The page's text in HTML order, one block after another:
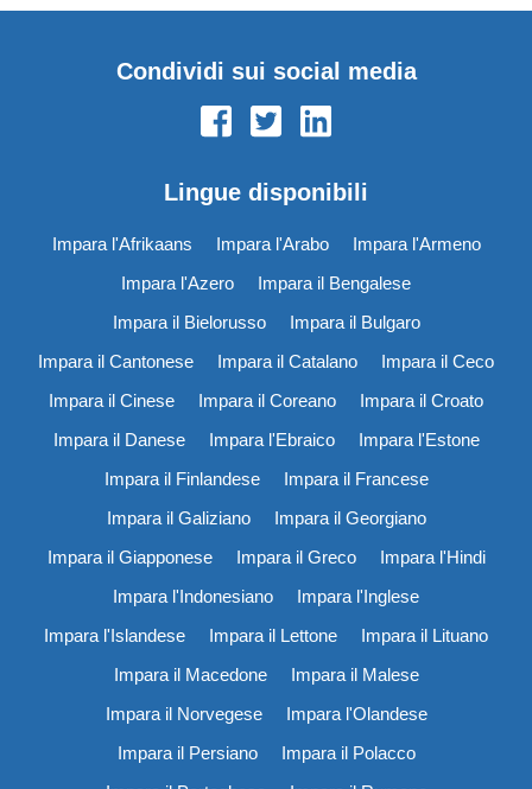
Condividi sui social media
Lingue disponibili
Impara l'Afrikaans Impara l'Arabo
Impara l'Armeno
Impara l'Azero
Impara il Bengalese
Impara il Bielorusso
Impara il Bulgaro
Impara il Cantonese
Impara il Catalano
Impara il Ceco
Impara il Cinese
Impara il Coreano
Impara il Croato
Impara il Danese
Impara l'Ebraico
Impara l'Estone
Impara il Finlandese
Impara il Francese
Impara il Galiziano
Impara il Georgiano
Impara il Giapponese
Impara il Greco
Impara l'Hindi
Impara l'Indonesiano
Impara l'Inglese
Impara l'Islandese
Impara il Lettone
Impara il Lituano
Impara il Macedone
Impara il Malese
Impara il Norvegese
Impara l'Olandese
Impara il Persiano
Impara il Polacco